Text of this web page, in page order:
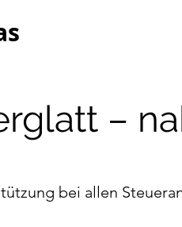
–
bei allen